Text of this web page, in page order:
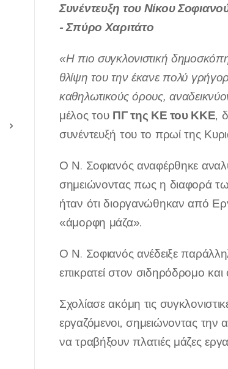
Συνέντευξη του Νίκου
- Σπύρο Χαριτάτο
«Η πιο συγκλονιστική
θλίψη του την έκανε πολύ
καθηλωτικούς όρους, αναδε
μέλος του ΠΓ της ΚΕ του ΚΚΕ,
συνέντευξή του το πρωί της
Ο Ν. Σοφιανός αναφέρθηκε
σημειώνοντας πως η διαφορά
ήταν ότι διοργανώθηκαν από
«άμορφη μάζα».
Ο Ν. Σοφιανός ανέδειξε
επικρατεί στον σιδηρόδρομο
Σχολίασε ακόμη τις
εργαζόμενοι, σημειώνοντας
να τραβήξουν πλατιές μάζες